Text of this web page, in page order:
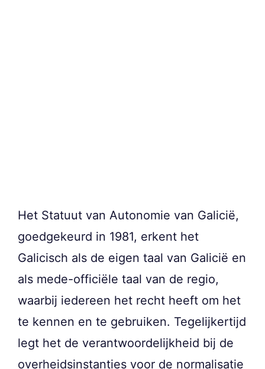
Het Statuut van Autonomie van Galicië,
goedgekeurd in 1981, erkent het
Galicisch als de eigen taal van Galicië en
als mede-officiële taal van de regio,
waarbij iedereen het recht heeft om het
te kennen en te gebruiken. Tegelijkertijd
legt het de verantwoordelijkheid bij de
overheidsinstanties voor de normalisatie